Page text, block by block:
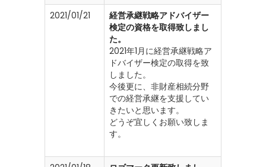
2021/01/21
経営承継戦略アドバイザー
検定の資格を取得致しまし
た。
2021年1月に経営承継戦略ア
ドバイザー検定の取得を致
しました。
今後更に、非財産相続分野
での経営承継を支援してい
きたいと思います。
どうぞ宜しくお願い致しま
す。